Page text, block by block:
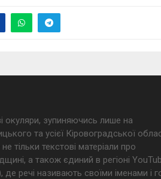
окуляри, зупиняючись лише на
та усієї Кіровоградської
тільки текстові матеріали про
а також єдиний в регіоні
речі називають своїми іменами і